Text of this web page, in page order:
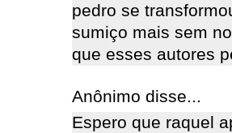
pedro se
sumiço mais sem
que esses autores
Anônimo disse...
Espero que raquel